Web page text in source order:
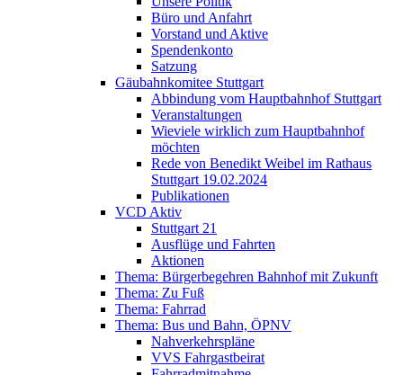
Büro und Anfahrt
Vorstand und Aktive
Spendenkonto
Satzung
Gäubahnkomitee Stuttgart
Abbindung vom Hauptbahnhof Stuttgart
Veranstaltungen
Wieviele wirklich zum Hauptbahnhof
möchten
Rede von Benedikt Weibel im Rathaus
Stuttgart 19.02.2024
Publikationen
VCD Aktiv
Stuttgart 21
Ausflüge und Fahrten
Aktionen
Thema: Bürgerbegehren Bahnhof mit Zukunft
Thema: Zu Fuß
Thema: Fahrrad
Thema: Bus und Bahn, ÖPNV
Nahverkehrspläne
VVS Fahrgastbeirat